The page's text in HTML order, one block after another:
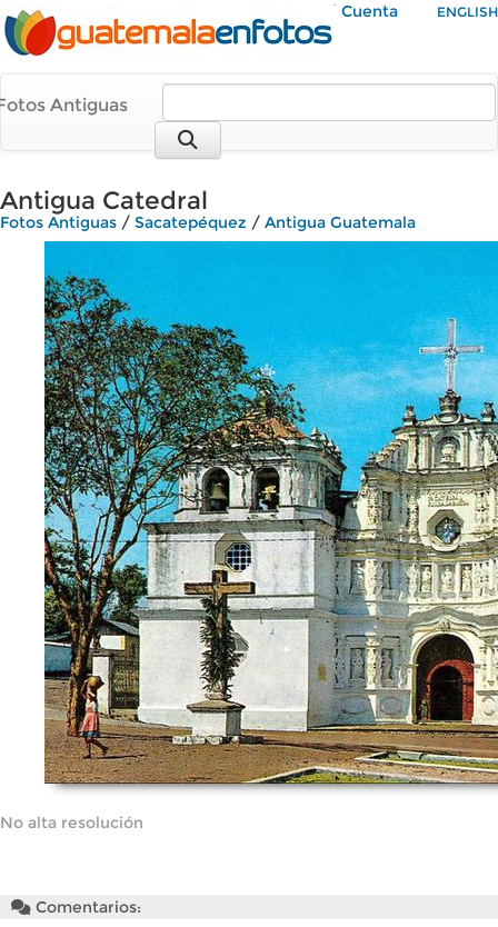
Mi Cuenta ENGLISH
Antiguas
Antigua Catedral
Fotos Antiguas / Sacatepéquez / Antigua Guatemala
No alta resolución
Comentarios: